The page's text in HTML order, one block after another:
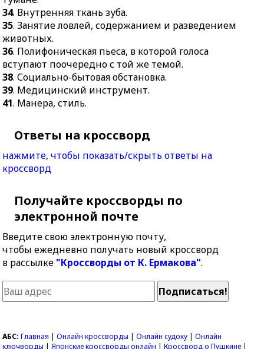
34. Внутренняя ткань зуба.
35. Занятие ловлей, содержанием и разведением
животных.
36. Полифоническая пьеса, в которой голоса
вступают поочередно с той же темой.
38. Социально-бытовая обстановка.
39. Медицинский инструмент.
41. Манера, стиль.
Ответы на кроссворд
нажмите, чтобы показать/скрыть ответы на
кроссворд
Получайте кроссворды по
электронной почте
Введите свою электронную почту,
чтобы ежедневно получать новый кроссворд
в рассылке "Кроссворды от К. Ермакова".
АБС: Главная |Онлайн кроссворды |Онлайн судоку |Онлайн
ключворды |Японские кроссворды онлайн |Кроссворд о Пушкине |